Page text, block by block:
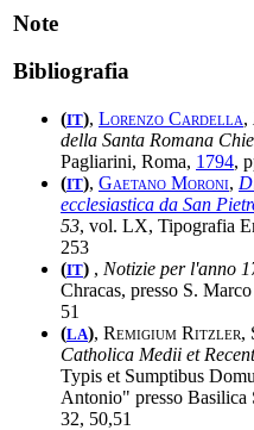
Note
Bibliografia
(IT), Lorenzo Cardella,
della Santa Romana
Pagliarini, Roma, 1794,
(IT), Gaetano Moroni,
ecclesiastica da San
53, vol. LX, Tipografia
253
(IT) , Notizie per l'anno
Chracas, presso S.
51
(LA), Remigium Ritzler,
Catholica Medii et
Typis et Sumptibus
Antonio" presso Basilica
32, 50,51